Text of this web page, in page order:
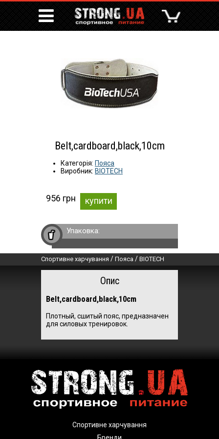
Belt,cardboard,black,10cm
Категорія: Пояса
Виробник: BIOTECH
956 грн купити
Упаковка:
Спортивне харчування / Пояса / BIOTECH
Опис
Belt,cardboard,black,10cm
Плотный, сшитый пояс, предназначен
для силовых тренировок.
Спортивне харчування